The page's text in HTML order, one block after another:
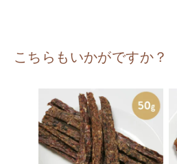
こちらもいかがですか？